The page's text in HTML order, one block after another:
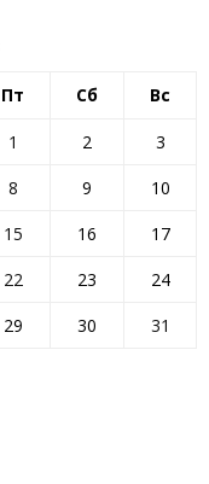
Пт Сб Вс
1 2
3
8 9
10
15 16
17
22 23
24
29 30
31